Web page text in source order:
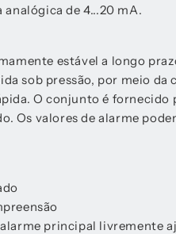
de 4...20 mA.
estável a longo
sob pressão, por meio da
O conjunto é fornecido
Os valores de alarme
principal livremente